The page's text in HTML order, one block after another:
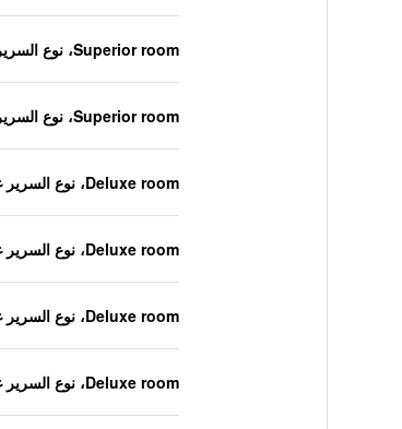
Superior room، نوع السرير غير معروف
Superior room، نوع السرير غير معروف
Deluxe room، نوع السرير غير معروف
Deluxe room، نوع السرير غير معروف
Deluxe room، نوع السرير غير معروف
Deluxe room، نوع السرير غير معروف